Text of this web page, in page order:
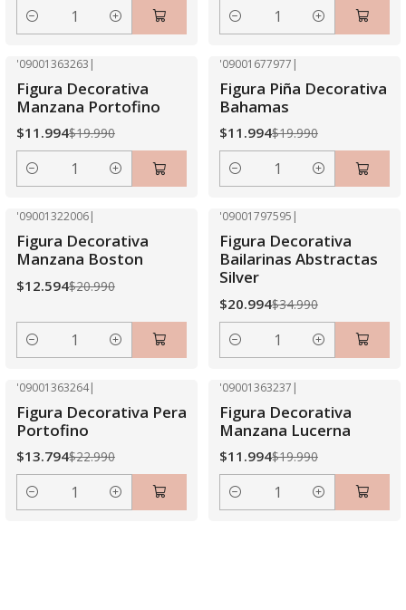
Cantidad Cantidad
'09001363263 |
Figura Decorativa
Manzana Portofino
$11.994$19.990
Cantidad
'09001677977 |
Figura Piña Decorativa
Bahamas
$11.994$19.990
Cantidad
'09001322006|
Figura Decorativa
Manzana Boston
$12.594$20.990
Cantidad
'09001797595 |
Figura Decorativa
Bailarinas Abstractas
Silver
$20.994$34.990
Cantidad
'09001363264|
Figura Decorativa Pera
Portofino
$13.794$22.990
Cantidad
'09001363237 |
Figura Decorativa
Manzana Lucerna
$11.994$19.990
Cantidad